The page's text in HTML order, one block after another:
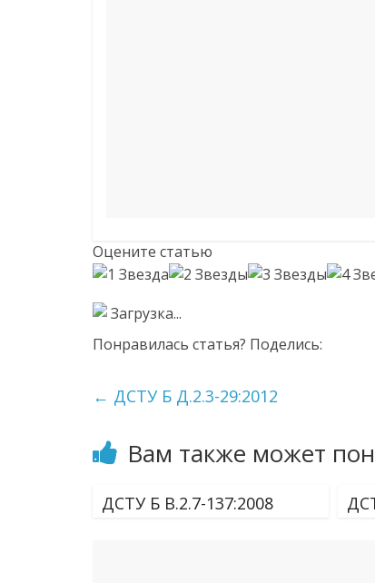
Оцените статью
Загрузка...
Понравилась статья? Поделись:
← ДСТУ Б Д.2.3-29:2012
Вам также может
ДСТУ Б В.2.7-137:2008